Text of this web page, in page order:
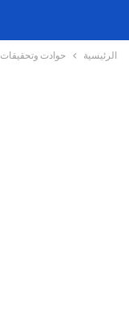
الرئيسية حوادت وتحقيقات